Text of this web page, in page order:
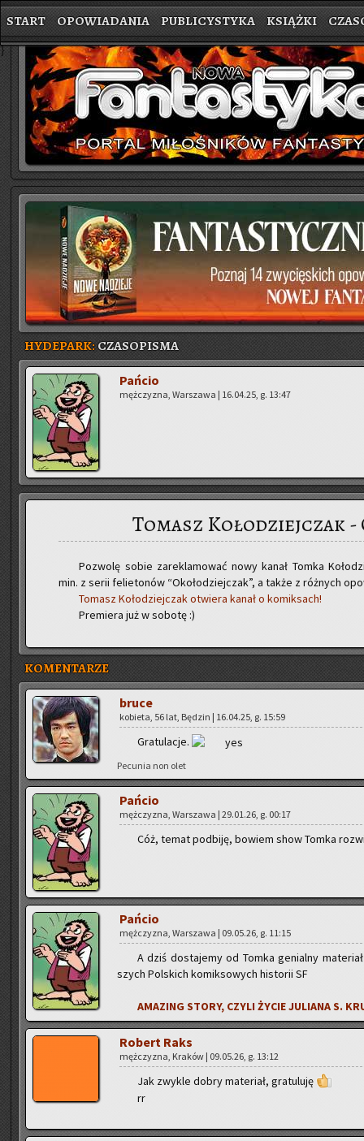
START OPOWIADANIA PUBLICYSTYKA KSIĄŻKI
}
HYDEPARK:CZASOPISMA
Pań­cio
męż­czy­zna, War­sza­wa | 16.04.25, g. 13:47
Tomasz Kołodziejczak
Po­zwo­lę sobie za­re­kla­mo­wać nowy kanał Tomka
min. z serii fe­lie­to­nów “Oko­ło­dziej­czak”, a także z róż­nych
To­masz Ko­ło­dziej­czak otwie­ra kanał o ko­mik­sach!
Pre­mie­ra już w so­bo­tę :)
KOMENTARZE
bruce
ko­bie­ta, 56 lat, Bę­dzin | 16.04.25, g. 15:59
Gra­tu­la­cje.
Pe­cu­nia non olet
Pań­cio
męż­czy­zna, War­sza­wa | 29.01.26, g. 00:17
Cóż, temat pod­bi­ję, bo­wiem show Tomka
Pań­cio
męż­czy­zna, War­sza­wa | 09.05.26, g. 11:15
A dziś do­sta­je­my od Tomka ge­nial­ny
szych Pol­skich ko­mik­so­wych hi­sto­rii SF
AMA­ZING STORY, CZYLI ŻYCIE JU­LIA­NA S.
Ro­bert Raks
męż­czy­zna, Kra­ków | 09.05.26, g. 13:12
Jak zwy­kle dobry ma­te­riał, gra­tu­lu­ję
rr